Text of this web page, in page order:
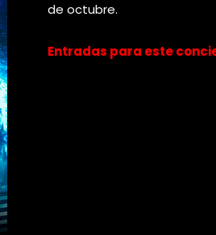
de octubre.
Entradas para este